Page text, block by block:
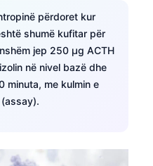
përdoret kur
shumë kufitar për
jep 250 µg ACTH
në nivel bazë dhe
minuta, me kulmin e